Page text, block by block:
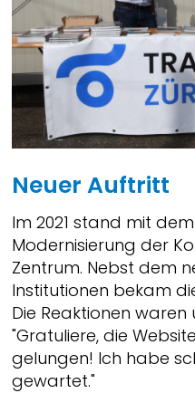
Neuer Auftritt
Im 2021 stand mit
Modernisierung der
Zentrum. Nebst dem
Institutionen bekam
Die Reaktionen waren
"Gratuliere, die
gelungen! Ich habe
gewartet."